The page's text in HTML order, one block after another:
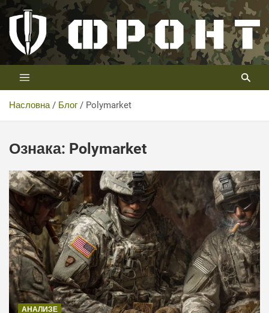
Скип
цонтент
Телевизија ФРОНТ
Први војни канал у Србији
Насловна Блог Polymarket
Ознака: Polymarket
АНАЛИЗЕ